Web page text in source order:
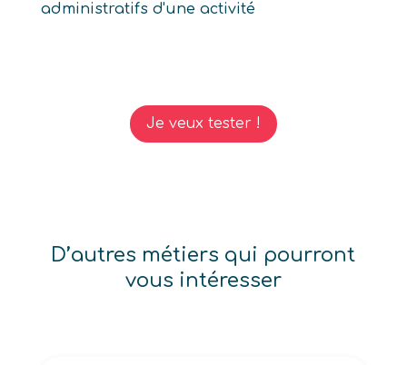
administratifs d'une activité
Je veux tester !
D’autres métiers qui pourront
vous intéresser